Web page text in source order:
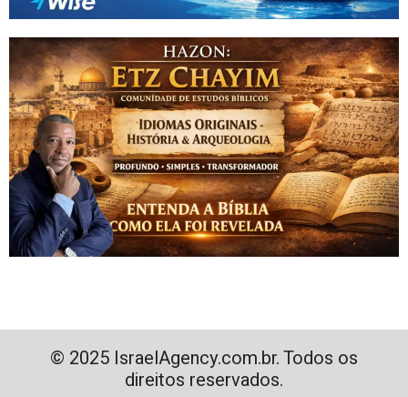
© 2025 IsraelAgency.com.br. Todos os
direitos reservados.